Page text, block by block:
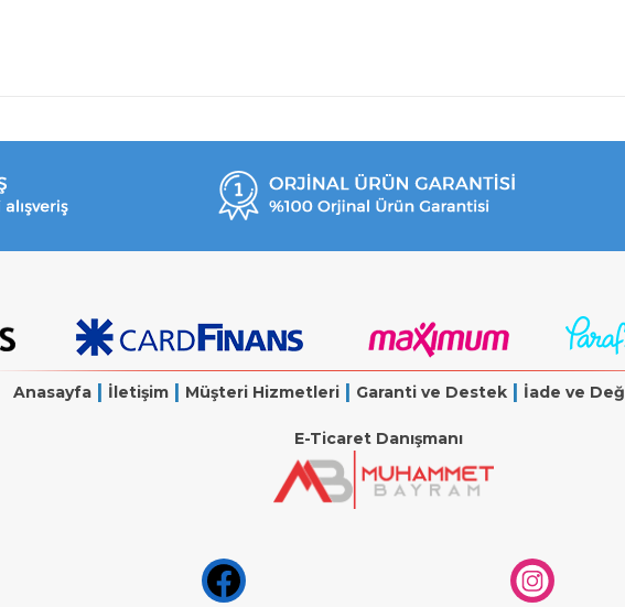
Anasayfa| İletişim| Müşteri Hizmetleri| Garanti ve Destek| İade ve
E-Ticaret Danışmanı